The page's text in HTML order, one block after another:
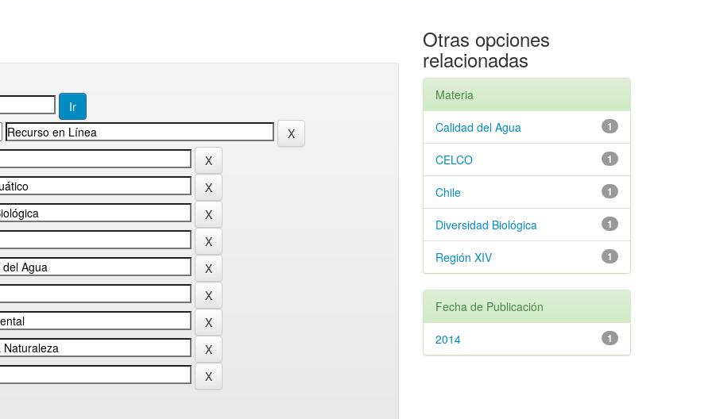
Otras opciones
relacionadas
Materia
1
Calidad del Agua
1
CELCO
1
Chile
1
Diversidad Biológica
1
Región XIV
Fecha de Publicación
1
2014